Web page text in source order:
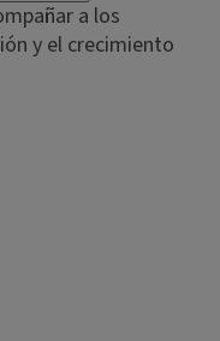
a los
y el crecimiento